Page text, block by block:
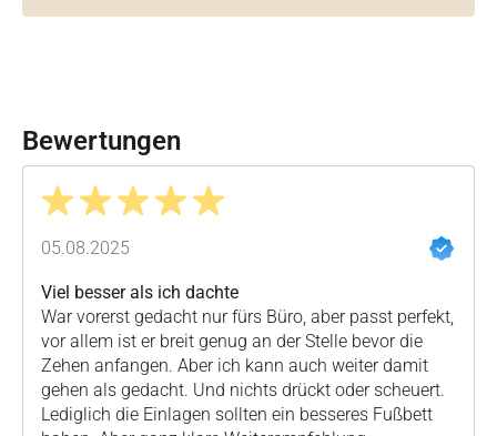
Bewertungen
Bewertung mit 5 von 5 Sternen
05.08.2025
Viel besser als ich dachte
War vorerst gedacht nur fürs Büro, aber passt perfekt,
vor allem ist er breit genug an der Stelle bevor die
Zehen anfangen. Aber ich kann auch weiter damit
gehen als gedacht. Und nichts drückt oder scheuert.
Lediglich die Einlagen sollten ein besseres Fußbett